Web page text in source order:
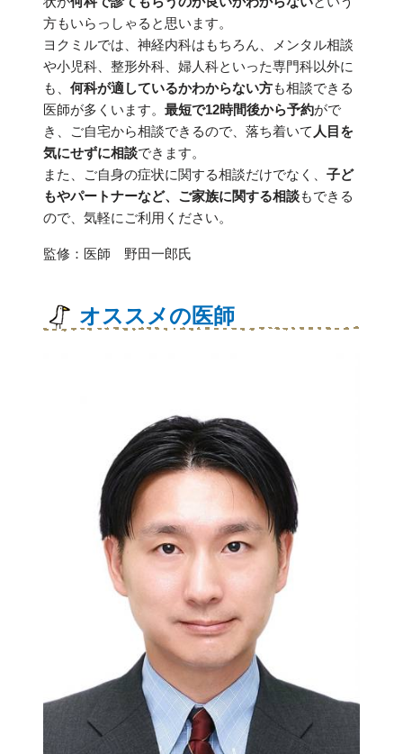
方もいらっしゃると思います。
ヨクミルでは、神経内科はもちろん、メンタル相談
や小児科、整形外科、婦人科といった専門科以外に
も、 何科が適しているかわからない方も相談できる
医師が多くいます。 最短で12時間後から予約がで
き、ご自宅から相談できるので、落ち着いて 人目を
気にせずに相談できます。
また、ご自身の症状に関する相談だけでなく、 子ど
もやパートナーなど、ご家族に関する相談もできる
ので、気軽にご利用ください。
監修：医師 野田一郎氏
オススメの医師